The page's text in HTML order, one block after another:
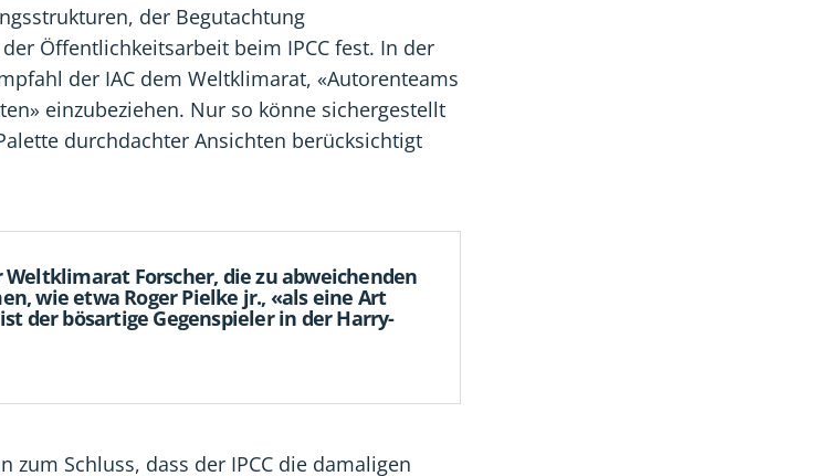
der Begutachtung
Öffentlichkeitsarbeit beim IPCC fest. In der
der IAC dem Weltklimarat, «Autorenteams
einzubeziehen. Nur so könne sichergestellt
durchdachter Ansichten berücksichtigt
Forscher, die zu abweichenden
wie etwa Roger Pielke jr., «als eine Art
der bösartige Gegenspieler in der Harry-
Schluss, dass der IPCC die damaligen